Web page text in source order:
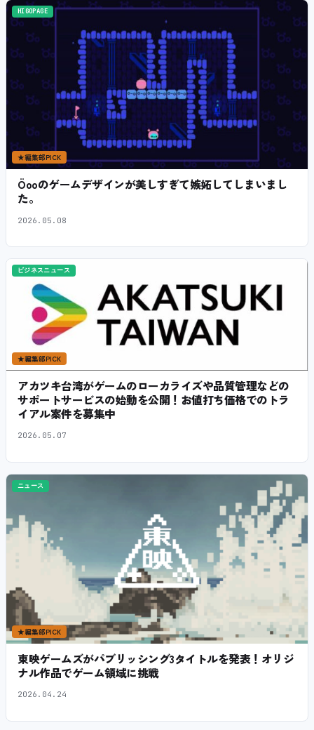
HIGOPAGE
★編集部PICK
Öooのゲームデザインが美しすぎて嫉妬してしまいまし
た。
2026.05.08
ビジネスニュース
★編集部PICK
アカツキ台湾がゲームのローカライズや品質管理などの
サポートサービスの始動を公開！お値打ち価格でのトラ
イアル案件を募集中
2026.05.07
ニュース
★編集部PICK
東映ゲームズがパブリッシング3タイトルを発表！オリジ
ナル作品でゲーム領域に挑戦
2026.04.24